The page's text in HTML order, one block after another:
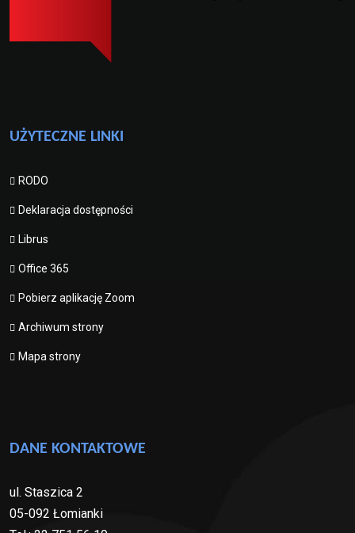
UŻYTECZNE LINKI
RODO
Deklaracja dostępności
Librus
Office 365
Pobierz aplikację Zoom
Archiwum strony
Mapa strony
DANE KONTAKTOWE
ul. Staszica 2
05-092 Łomianki